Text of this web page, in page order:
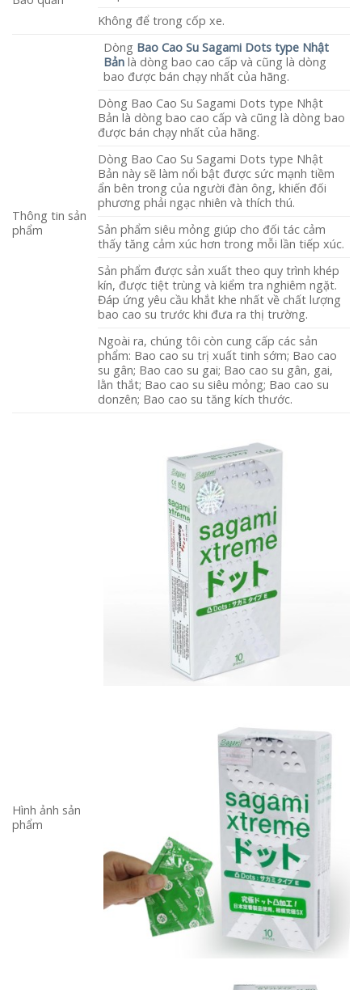
Không để trong cốp xe.
Thông tin sản
phẩm
Dòng Bao Cao Su Sagami Dots type Nhật
Bản là dòng bao cao cấp và cũng là dòng
bao được bán chạy nhất của hãng.
Dòng Bao Cao Su Sagami Dots type Nhật
Bản là dòng bao cao cấp và cũng là dòng bao
được bán chạy nhất của hãng.
Dòng Bao Cao Su Sagami Dots type Nhật
Bản này sẽ làm nổi bật được sức mạnh tiềm
ẩn bên trong của người đàn ông, khiến đối
phương phải ngạc nhiên và thích thú.
Sản phẩm siêu mỏng giúp cho đối tác cảm
thấy tăng cảm xúc hơn trong mỗi lần tiếp xúc.
Sản phẩm được sản xuất theo quy trình khép
kín, được tiệt trùng và kiểm tra nghiêm ngặt.
Đáp ứng yêu cầu khắt khe nhất về chất lượng
bao cao su trước khi đưa ra thị trường.
Ngoài ra, chúng tôi còn cung cấp các sản
phẩm: Bao cao su trị xuất tinh sớm; Bao cao
su gân; Bao cao su gai; Bao cao su gân, gai,
lằn thắt; Bao cao su siêu mỏng; Bao cao su
donzên; Bao cao su tăng kích thước.
Hình ảnh sản
phẩm